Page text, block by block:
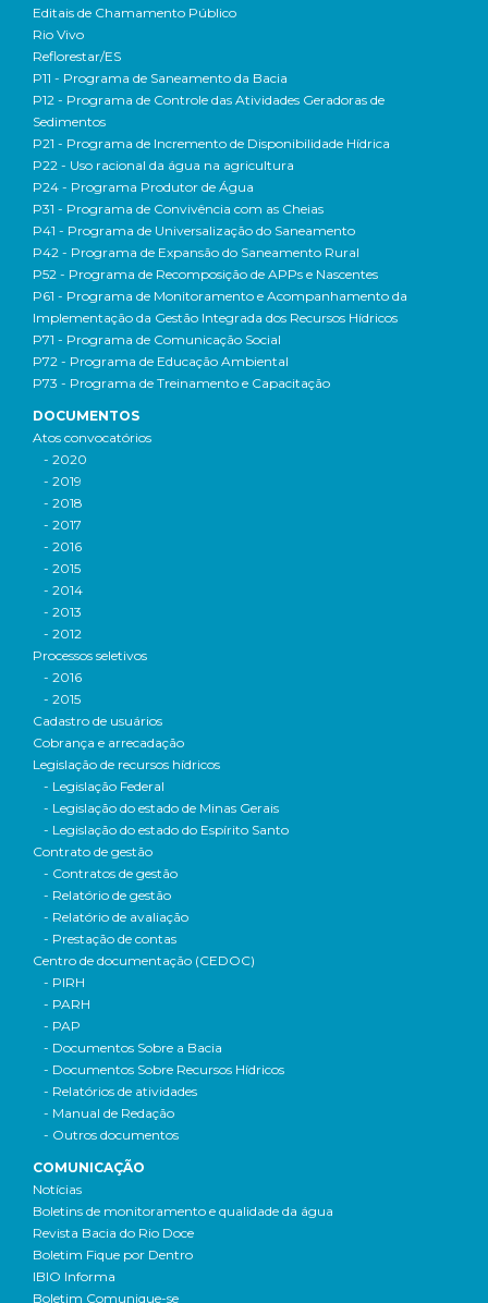
Editais de Chamamento Público
Rio Vivo
Reflorestar/ES
P11 - Programa de Saneamento da Bacia
P12 - Programa de Controle das Atividades Geradoras de
Sedimentos
P21 - Programa de Incremento de Disponibilidade Hídrica
P22 - Uso racional da água na agricultura
P24 - Programa Produtor de Água
P31 - Programa de Convivência com as Cheias
P41 - Programa de Universalização do Saneamento
P42 - Programa de Expansão do Saneamento Rural
P52 - Programa de Recomposição de APPs e Nascentes
P61 - Programa de Monitoramento e Acompanhamento da
Implementação da Gestão Integrada dos Recursos Hídricos
P71 - Programa de Comunicação Social
P72 - Programa de Educação Ambiental
P73 - Programa de Treinamento e Capacitação
DOCUMENTOS
Atos convocatórios
- 2020
- 2019
- 2018
- 2017
- 2016
- 2015
- 2014
- 2013
- 2012
Processos seletivos
- 2016
- 2015
Cadastro de usuários
Cobrança e arrecadação
Legislação de recursos hídricos
- Legislação Federal
- Legislação do estado de Minas Gerais
- Legislação do estado do Espírito Santo
Contrato de gestão
- Contratos de gestão
- Relatório de gestão
- Relatório de avaliação
- Prestação de contas
Centro de documentação (CEDOC)
- PIRH
- PARH
- PAP
- Documentos Sobre a Bacia
- Documentos Sobre Recursos Hídricos
- Relatórios de atividades
- Manual de Redação
- Outros documentos
COMUNICAÇÃO
Notícias
Boletins de monitoramento e qualidade da água
Revista Bacia do Rio Doce
Boletim Fique por Dentro
IBIO Informa
Boletim Comunique-se